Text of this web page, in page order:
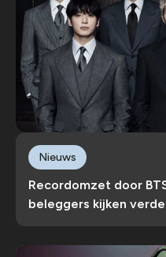
Recordomzet door
beleggers kijken
Nieuws